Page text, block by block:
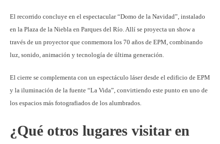
El recorrido concluye en el espectacular “Domo de la Navidad”, instalado
en la Plaza de la Niebla en Parques del Río. Allí se proyecta un show a
través de un proyector que conmemora los 70 años de EPM, combinando
luz, sonido, animación y tecnología de última generación.
El cierre se complementa con un espectáculo láser desde el edificio de EPM
y la iluminación de la fuente “La Vida”, convirtiendo este punto en uno de
los espacios más fotografiados de los alumbrados.
¿Qué otros lugares visitar en